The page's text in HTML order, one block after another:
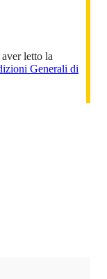
letto la
Generali di